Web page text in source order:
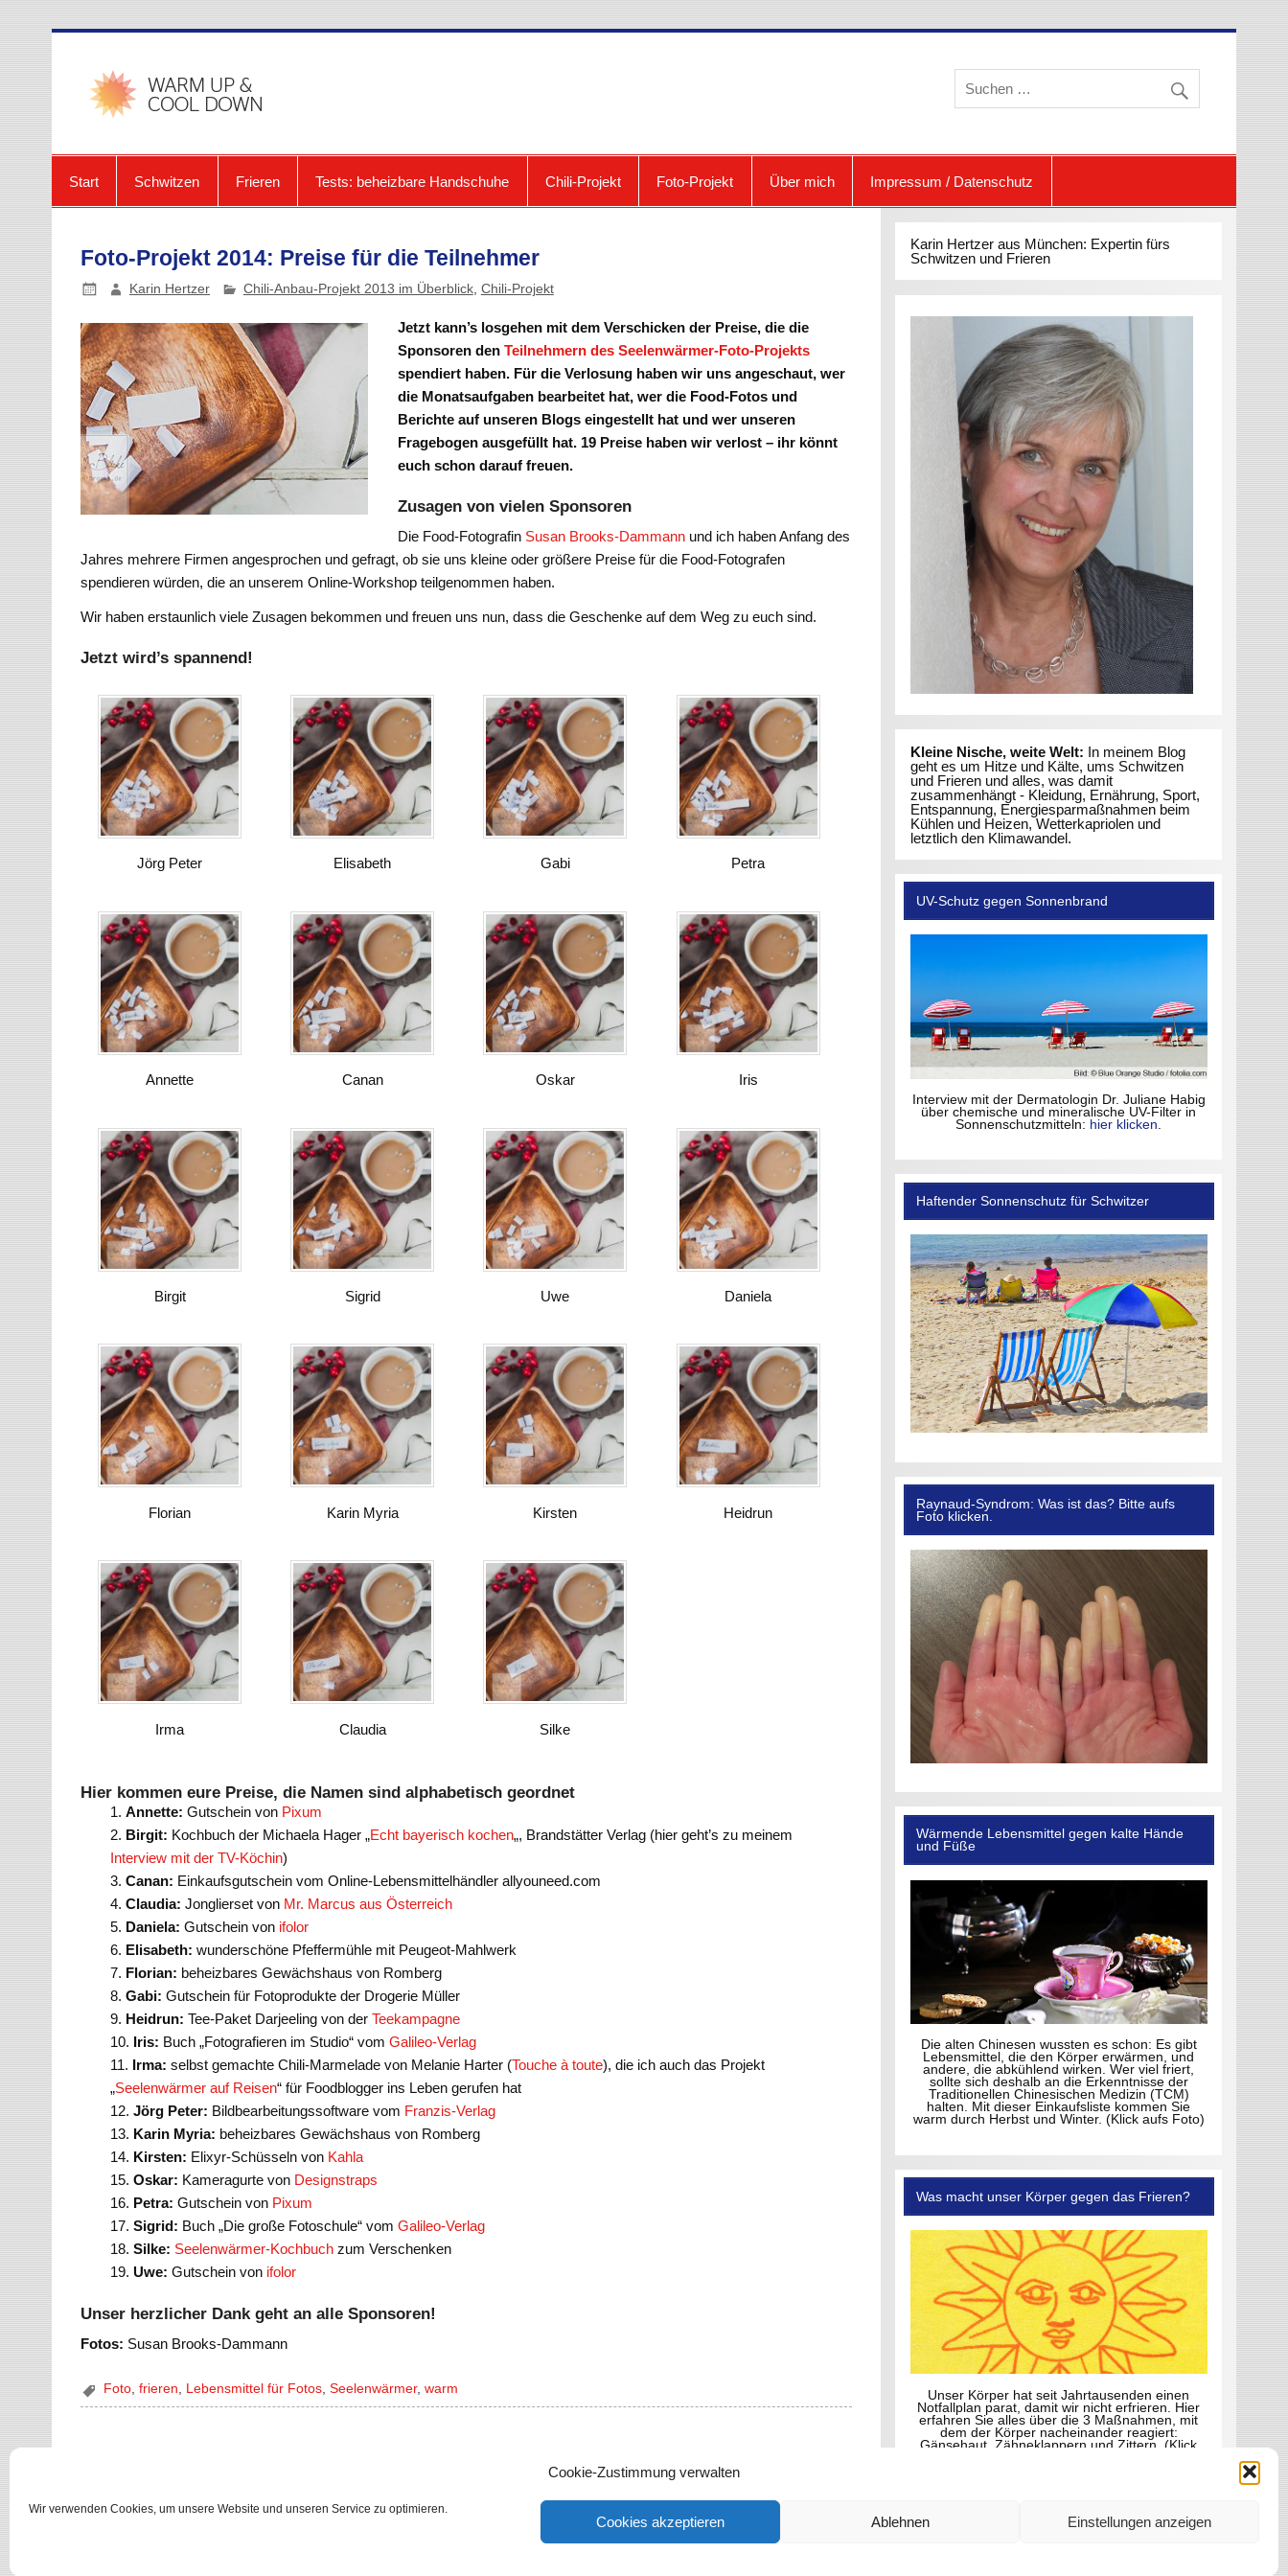
Cookie-Zustimmung verwalten
Wir verwenden Cookies, um unsere Website und unseren Service zu optimieren.
Cookies akzeptieren Ablehnen Einstellungen anzeigen
warmup-cooldown: Blog zum Frieren und Schwitzen
Start Schwitzen Frieren Tests: beheizbare Handschuhe Chili-Projekt Foto-Projekt Über mich Impressum / Datenschutz
Foto-Projekt 2014: Preise für die Teilnehmer
Karin Hertzer Chili-Anbau-Projekt 2013 im Überblick, Chili-Projekt
Jetzt kann’s losgehen mit dem Verschicken der Preise, die die
Sponsoren den Teilnehmern des Seelenwärmer-Foto-Projekts
spendiert haben. Für die Verlosung haben wir uns angeschaut, wer
die Monatsaufgaben bearbeitet hat, wer die Food-Fotos und
Berichte auf unseren Blogs eingestellt hat und wer unseren
Fragebogen ausgefüllt hat. 19 Preise haben wir verlost – ihr könnt
euch schon darauf freuen.
Zusagen von vielen Sponsoren
Die Food-Fotografin Susan Brooks-Dammannund ich haben Anfang des
Jahres mehrere Firmen angesprochen und gefragt, ob sie uns kleine oder größere Preise für die Food-Fotografen
spendieren würden, die an unserem Online-Workshop teilgenommen haben.
Wir haben erstaunlich viele Zusagen bekommen und freuen uns nun, dass die Geschenke auf dem Weg zu euch sind.
Jetzt wird’s spannend!
Jörg Peter Elisabeth Gabi Petra
Annette Canan Oskar Iris
Birgit Sigrid Uwe Daniela
Florian Karin Myria Kirsten Heidrun
Irma Claudia Silke
Hier kommen eure Preise, die Namen sind alphabetisch geordnet
Annette: Gutschein von Pixum
Birgit: Kochbuch der Michaela Hager „Echt bayerisch kochen„, Brandstätter Verlag (hier geht’s zu meinem
Interview mit der TV-Köchin)
Canan: Einkaufsgutschein vom Online-Lebensmittelhändler allyouneed.com
Claudia: Jonglierset von Mr. Marcus aus Österreich
Daniela: Gutschein von ifolor
Elisabeth: wunderschöne Pfeffermühle mit Peugeot-Mahlwerk
Florian: beheizbares Gewächshaus von Romberg
Gabi: Gutschein für Fotoprodukte der Drogerie Müller
Heidrun: Tee-Paket Darjeeling von der Teekampagne
Iris: Buch „Fotografieren im Studio“ vom Galileo-Verlag
Irma: selbst gemachte Chili-Marmelade von Melanie Harter (Touche à toute), die ich auch das Projekt
„Seelenwärmer auf Reisen“ für Foodblogger ins Leben gerufen hat
Jörg Peter: Bildbearbeitungssoftware vom Franzis-Verlag
Karin Myria: beheizbares Gewächshaus von Romberg
Kirsten: Elixyr-Schüsseln von Kahla
Oskar: Kameragurte von Designstraps
Petra: Gutschein von Pixum
Sigrid: Buch „Die große Fotoschule“ vom Galileo-Verlag
Silke: Seelenwärmer-Kochbuchzum Verschenken
Uwe: Gutschein von ifolor
Unser herzlicher Dank geht an alle Sponsoren!
Fotos: Susan Brooks-Dammann
Foto,frieren, Lebensmittel für Fotos,Seelenwärmer,warm
Karin Hertzer aus München: Expertin fürs
Schwitzen und Frieren
Kleine Nische, weite Welt: In meinem Blog
geht es um Hitze und Kälte, ums Schwitzen
und Frieren und alles, was damit
zusammenhängt - Kleidung, Ernährung, Sport,
Entspannung, Energiesparmaßnahmen beim
Kühlen und Heizen, Wetterkapriolen und
letztlich den Klimawandel.
UV-Schutz gegen Sonnenbrand
Interview mit der Dermatologin Dr. Juliane Habig
über chemische und mineralische UV-Filter in
Sonnenschutzmitteln: hier klicken
Haftender Sonnenschutz für Schwitzer
Raynaud-Syndrom: Was ist das? Bitte aufs
Foto klicken.
Wärmende Lebensmittel gegen kalte Hände
und Füße
Die alten Chinesen wussten es schon: Es gibt
Lebensmittel, die den Körper erwärmen, und
andere, die abkühlend wirken. Wer viel friert,
sollte sich deshalb an die Erkenntnisse der
Traditionellen Chinesischen Medizin (TCM)
halten. Mit dieser Einkaufsliste kommen Sie
warm durch Herbst und Winter. (Klick aufs Foto)
Was macht unser Körper gegen das Frieren?
Unser Körper hat seit Jahrtausenden einen
Notfallplan parat, damit wir nicht erfrieren. Hier
erfahren Sie alles über die 3 Maßnahmen, mit
dem der Körper nacheinander reagiert:
Gänsehaut, Zähneklappern und Zittern. (Klick